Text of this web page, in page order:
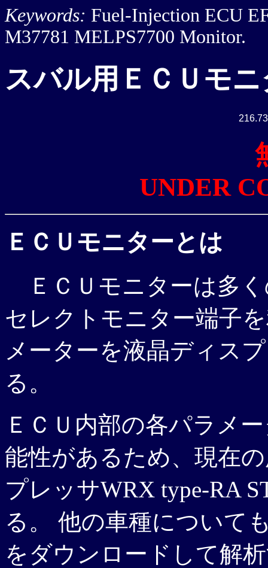
Keywords: Fuel-Injection ECU
M37781 MELPS7700 Monitor.
スバル用ＥＣＵモ
UNDER
ＥＣＵモニターとは
ＥＣＵモニターは多
セレクトモニター端子
メーターを液晶ディス
る。
ＥＣＵ内部の各パラメ
能性があるため、現在
プレッサWRX type-RA
る。 他の車種について
をダウンロードして解